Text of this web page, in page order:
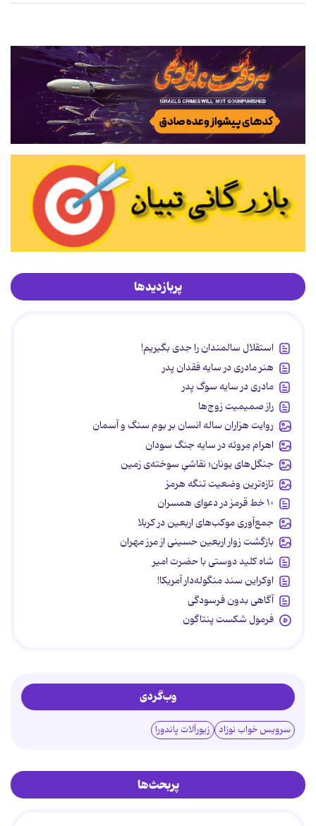
پربازدیدها
استقلال سالمندان را جدی بگیریم!
هنر مادری در سایه‌ فقدان پدر
مادری در سایه سوگ پدر
راز صمیمیت زوج‌ها
روایت هزاران ساله انسان بر بوم سنگ و آسمان
اهرام مِروئه در سایه جنگ سودان
جنگل‌های یونان؛ نقاشیِ سوخته‌ی زمین
تازه‌ترین وضعیت تنگه هرمز
۱۰ خط قرمز در دعوای همسران
جمع‌آوری موکب‌های اربعین در کربلا
بازگشت زوار اربعین حسینی از مرز مهران
شاه کلید دوستی با حضرت امیر
اوکراین سند منگوله‌دار آمریکا!
آگاهی بدون فرسودگی
فرمول شکست پنتاگون
وب‌گردی
سرویس خواب نوزاد زیورآلات پاندورا
پربحث‌ها